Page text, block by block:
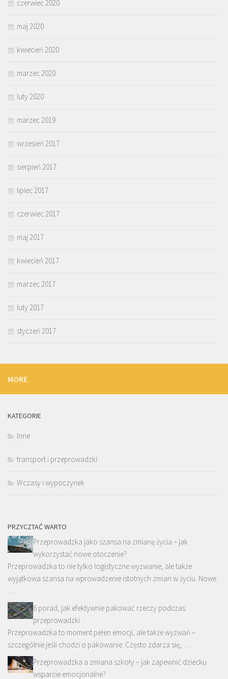
czerwiec 2020
maj 2020
kwiecień 2020
marzec 2020
luty 2020
marzec 2019
wrzesień 2017
sierpień 2017
lipiec 2017
czerwiec 2017
maj 2017
kwiecień 2017
marzec 2017
luty 2017
styczeń 2017
MORE
KATEGORIE
Inne
transport i przeprowadzki
Wczasy i wypoczynek
PRZYCZTAĆ WARTO
Przeprowadzka jako szansa na zmianę życia – jak
wykorzystać nowe otoczenie?
Przeprowadzka to nie tylko logistyczne wyzwanie, ale także
wyjątkowa szansa na wprowadzenie istotnych zmian w życiu. Nowe
…
6 porad, jak efektywnie pakować rzeczy podczas
przeprowadzki
Przeprowadzka to moment pełen emocji, ale także wyzwań –
szczególnie jeśli chodzi o pakowanie. Często zdarza się, …
Przeprowadzka a zmiana szkoły – jak zapewnić dziecku
wsparcie emocjonalne?